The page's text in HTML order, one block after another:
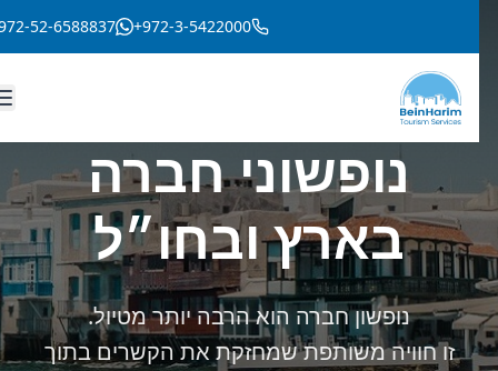
+972-3-5422000
52-6588837
נופשוני חברה
בארץ ובחו״ל
נופשון חברה הוא הרבה יותר מטיול.
זו חוויה משותפת שמחזקת את הקשרים בתוך